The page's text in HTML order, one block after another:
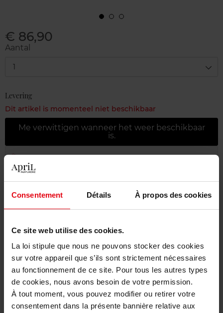
Consentement Détails À propos des cookies
Ce site web utilise des cookies.
La loi stipule que nous ne pouvons stocker des cookies
sur votre appareil que s’ils sont strictement nécessaires
au fonctionnement de ce site. Pour tous les autres types
de cookies, nous avons besoin de votre permission.
À tout moment, vous pouvez modifier ou retirer votre
consentement dans la présente bannière relative aux
€ 86,90
Aantal
1
Levering
Dit artikel is momenteel niet beschikbaar
Me verwittigen wanneer het weer beschikbaar
is.
Gratis levering bij aankoop van min. 55€
Gratis retour in je winkelpunt
Gratis verpakking
Beschrijving
Gebruiksadvies